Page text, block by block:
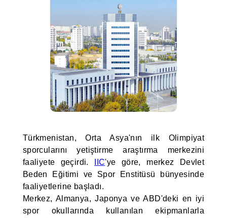
Türkmenistan, Orta Asya'nın ilk Olimpiyat
sporcularını yetiştirme araştırma merkezini
faaliyete geçirdi.
IIC'ye göre, merkez Devlet
Beden Eğitimi ve Spor Enstitüsü bünyesinde
faaliyetlerine başladı.
Merkez, Almanya, Japonya ve ABD'deki en iyi
spor okullarında kullanılan ekipmanlarla